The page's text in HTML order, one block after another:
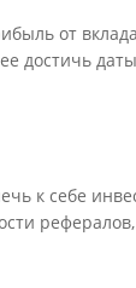
от
достичь
к себе